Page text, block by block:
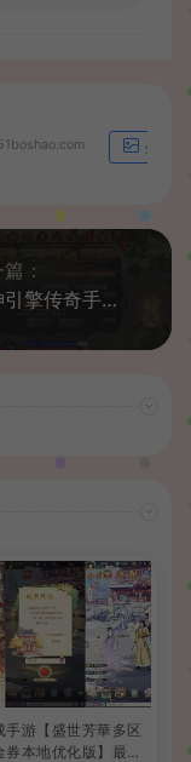
生成海
：
战神引擎传奇手游【1.80复古荣耀雷霆】最新整理WIN系复古服务端+安卓苹果双端+GM后台+详细搭建教程
手游【盛世芳華多区
券本地优化版】最新